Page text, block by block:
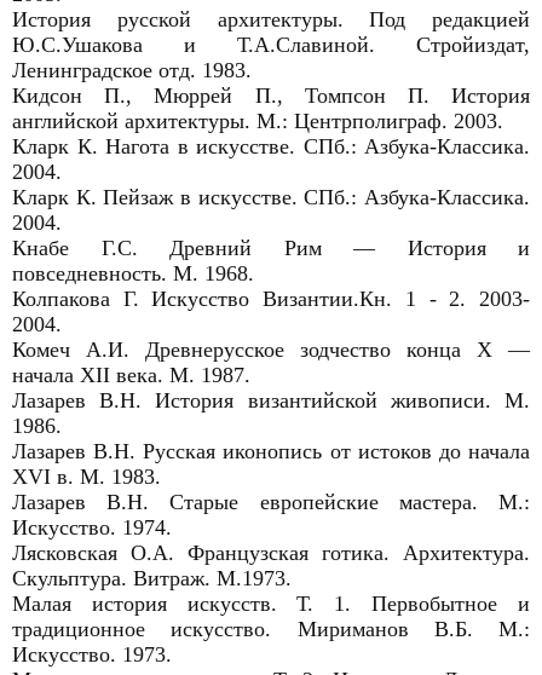
История русской архитектуры. Под редакцией
Ю.С.Ушакова и Т.А.Славиной. Стройиздат,
Ленинградское отд. 1983.
Кидсон П., Мюррей П., Томпсон П. История
английской архитектуры. М.: Центрполиграф. 2003.
Кларк К. Нагота в искусстве. СПб.: Азбука-Классика.
2004.
Кларк К. Пейзаж в искусстве. СПб.: Азбука-Классика.
2004.
Кнабе Г.С. Древний Рим ― История и
повседневность. М. 1968.
Колпакова Г. Искусство Византии.Кн. 1 - 2. 2003-
2004.
Комеч А.И. Древнерусское зодчество конца X ―
начала XII века. М. 1987.
Лазарев В.Н. История византийской живописи. М.
1986.
Лазарев В.Н. Русская иконопись от истоков до начала
XVI в. М. 1983.
Лазарев В.Н. Старые европейские мастера. М.:
Искусство. 1974.
Лясковская О.А. Французская готика. Архитектура.
Скульптура. Витраж. М.1973.
Малая история искусств. Т. 1. Первобытное и
традиционное искусство. Мириманов В.Б. М.:
Искусство. 1973.